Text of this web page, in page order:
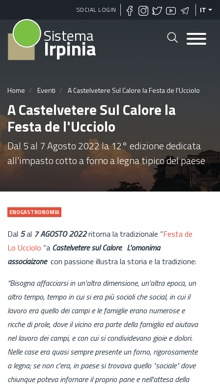
Salta
SOCIAL LOGIN IT
Sistema
Irpinia
Home Eventi A Castelvetere Sul Calore la Festa de l'Ucciolo
A Castelvetere Sul Calore la
Festa de l'Ucciolo
Dal 5 al 7 Agosto 2022 la 12° edizione dedicata
all'impasto cotto a forno a legna tipico del paese
ENOGASTRONOMIA
Dal 5al 7 AGOSTO 2022ritorna la tradizionale “Festa de
Lo Ucciolo “a Castelvetere sul Calore. L'omonima
associaizone con passione illustra la storia e la tradizione:
“Bisogna affacciarsi in un'altra dimensione, un'altra epoca, un
altro tempo, tempo in cui si era più sociali che social, in cui il
lavoro era quello dei campi e le famiglie erano numerose e
ricche di prole, dove il vicino era parte della famiglia ed aiutava
nel lavoro dei campi, e con cui si condividevano gioie e dolori.
Nelle case era quasi sempre presente un forno, rigorosamente
a legna; se non c'era, in paese si trovava quello "sociale" dove
chiunque poteva infornare il proprio pane e nell'attesa della